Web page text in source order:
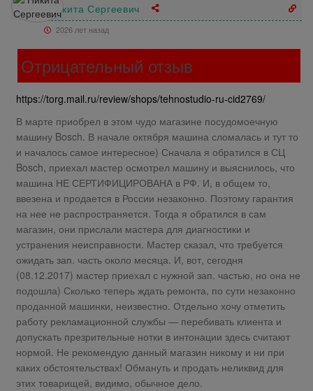
Никита Сергеевич
2026 лет назад
Отрицательный отзыв
https://torg.mail.ru/review/shops/tehnostudio-ru-cid2769/
В марте приобрел в этом чудо магазине посудомоечную
машину Bosch. В начале октября машина сломалась и тут то
и началось самое интересное) Сначала я обратился в СЦ
Bosch, приехал мастер осмотрел машину и выяснилось, что
машина НЕ СЕРТИФИЦИРОВАНА в РФ. И, в общем то,
ввезена и продается в России незаконно. Поэтому гарантия
на нее не распространяется. Тогда я обратился в сам
магазин, они прислали мастера для диагностики и
устранения неисправности. Мастер сказал, что требуется
ожидать зап. часть около месяца. И, вот, сегодня
(08.12.2017) мастер приехал с нужной зап. частью, но она не
подошла) Сколько теперь ждать ремонта, по сути незаконно
проданной машинки, неизвестно. Отдельно хочу отметить
работу рекламационной службы — перебивать клиента и
допускать презрительные нотки в интонации здесь считают
нормой. Не рекомендую данный магазин никому и ни при
каких обстоятельствах! Обмануть и продать неликвид для
этих товарищей, видимо, обычное дело.